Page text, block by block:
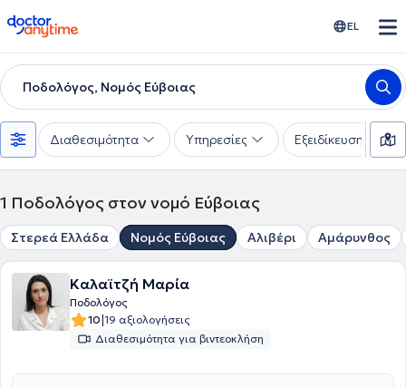
doctoranytime EL
Ποδολόγος, Νομός Εύβοιας
Διαθεσιμότητα Υπηρεσίες Εξειδίκευση
1 Ποδολόγος στον νομό Εύβοιας
Στερεά Ελλάδα Νομός Εύβοιας Αλιβέρι Αμάρυνθος
Καλαϊτζή Μαρία
Ποδολόγος
10|19 αξιολογήσεις
Διαθεσιμότητα για βιντεοκλήση